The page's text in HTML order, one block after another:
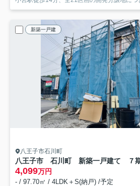
新築一戸建
八王子市石川町
八王子市 石川町 新築一戸建て ７
4,099万円
- / 97.70㎡ / 4LDK＋S(納戸) /予定